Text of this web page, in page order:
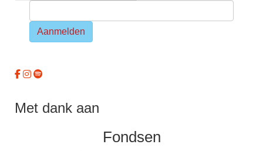
Aanmelden
Met dank aan
Fondsen